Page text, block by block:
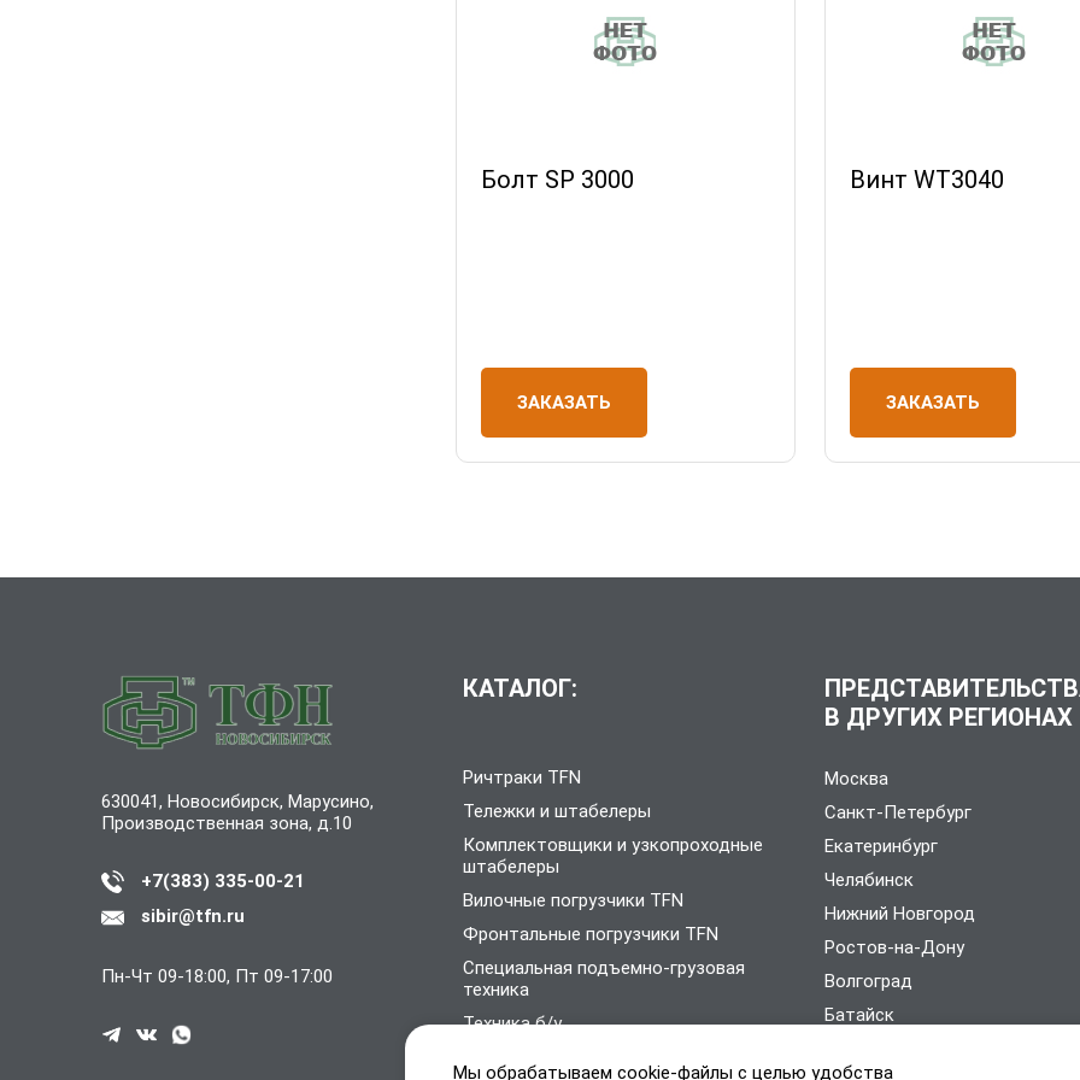
Болт SP 3000
ЗАКАЗАТЬ
Винт WT3040
ЗАКАЗАТЬ
630041, Новосибирск, Марусино,
Производственная зона, д.10
+7(383) 335-00-21
sibir@tfn.ru
Пн-Чт 09-18:00, Пт 09-17:00
КАТАЛОГ:
Ричтраки TFN
Тележки и штабелеры
Комплектовщики и узкопроходные
штабелеры
Вилочные погрузчики TFN
Фронтальные погрузчики TFN
Специальная подъемно-грузовая
техника
Техника б/у
В ДРУГИХ РЕГИОНАХ
Москва
Санкт-Петербург
Екатеринбург
Челябинск
Нижний Новгород
Ростов-на-Дону
Волгоград
Батайск
Мы обрабатываем cookie-файлы с целью удобства